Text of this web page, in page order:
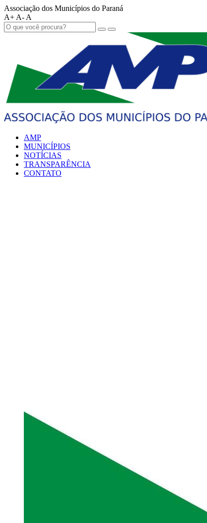
Associação dos Municípios do Paraná
A+ A- A
AMP
MUNICÍPIOS
NOTÍCIAS
TRANSPARÊNCIA
CONTATO